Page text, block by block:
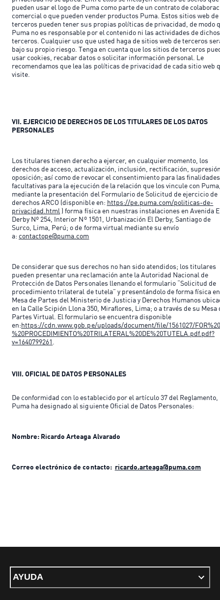
pueden usar el logo de Puma como parte de un contrato de
comercial o que pueden vender productos Puma. Estos sitios web de
terceros pueden tener sus propias políticas de privacidad, de modo
Puma no es responsable por el contenido ni las actividades de dichos
terceros. Cualquier uso que usted haga de sitios web de terceros
bajo su propio riesgo. Tenga en cuenta que los sitios de terceros
usar cookies, recabar datos o solicitar información personal. Le
recomendamos que lea las políticas de privacidad de cada sitio web
visite.
VII. EJERCICIO DE DERECHOS DE LOS TITULARES DE LOS DATOS
PERSONALES
Los titulares tienen derecho a ejercer, en cualquier momento, los
derechos de acceso, actualización, inclusión, rectificación,
oposición; así como de revocar el consentimiento para las finalidades
facultativas para la ejecución de la relación que los vincule con
mediante la presentación del Formulario de Solicitud de ejercicio de
derechos ARCO (disponible en: https://pe.puma.com/politicas-de-
privacidad.html ) forma física en nuestras instalaciones en Avenida
Derby Nº 254, Interior Nº 1501, Urbanización El Derby, Santiago de
Surco, Lima, Perú; o de forma virtual mediante su envío
a: contactope@puma.com
De considerar que sus derechos no han sido atendidos; los titulares
pueden presentar una reclamación ante la Autoridad Nacional de
Protección de Datos Personales llenando el formulario “Solicitud de
procedimiento trilateral de tutela” y presentándolo de forma física
Mesa de Partes del Ministerio de Justicia y Derechos Humanos
en la Calle Scipión Llona 350, Miraflores, Lima; o a través de su Mesa
Partes Virtual. El formulario se encuentra disponible
en:https://cdn.www.gob.pe/uploads/document/file/1561027/
%20PROCEDIMIENTO%20TRILATERAL%20DE%20TUTELA.pdf.pdf?
v=1640799261
VIII. OFICIAL DE DATOS PERSONALES
De conformidad con lo establecido por el artículo 37 del Reglamento,
Puma ha designado al siguiente Oficial de Datos Personales:
Nombre: Ricardo Arteaga Alvarado
Correo electrónico de contacto: ricardo.arteaga@puma.com
AYUDA